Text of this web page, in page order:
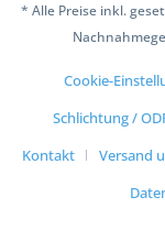
* Alle Preise inkl.
Cookie-
Schlichtung /
Kontakt
Versand